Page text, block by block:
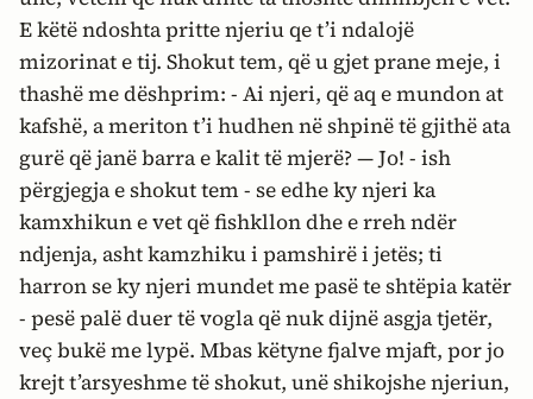
E këtë ndoshta pritte njeriu qe t’i ndalojë
mizorinat e tij. Shokut tem, që u gjet prane meje, i
thashë me dëshprim: - Ai njeri, që aq e mundon at
kafshë, a meriton t’i hudhen në shpinë të gjithë ata
gurë që janë barra e kalit të mjerë? — Jo! - ish
përgjegja e shokut tem - se edhe ky njeri ka
kamxhikun e vet që fishkllon dhe e rreh ndër
ndjenja, asht kamzhiku i pamshirë i jetës; ti
harron se ky njeri mundet me pasë te shtëpia katër
- pesë palë duer të vogla që nuk dijnë asgja tjetër,
veç bukë me lypë. Mbas këtyne fjalve mjaft, por jo
krejt t’arsyeshme të shokut, unë shikojshe njeriun,